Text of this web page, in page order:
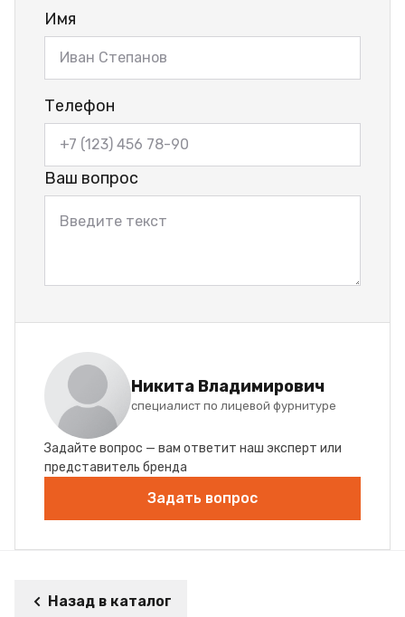
Имя
Телефон
Ваш вопрос
Никита Владимирович
специалист по лицевой фурнитуре
Задайте вопрос — вам ответит наш эксперт или
представитель бренда
Задать вопрос
Назад в каталог